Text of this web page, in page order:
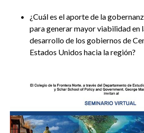
¿Cuál es el aporte de la
para generar mayor viabilidad en
desarrollo de los gobiernos de
Estados Unidos hacia la región?